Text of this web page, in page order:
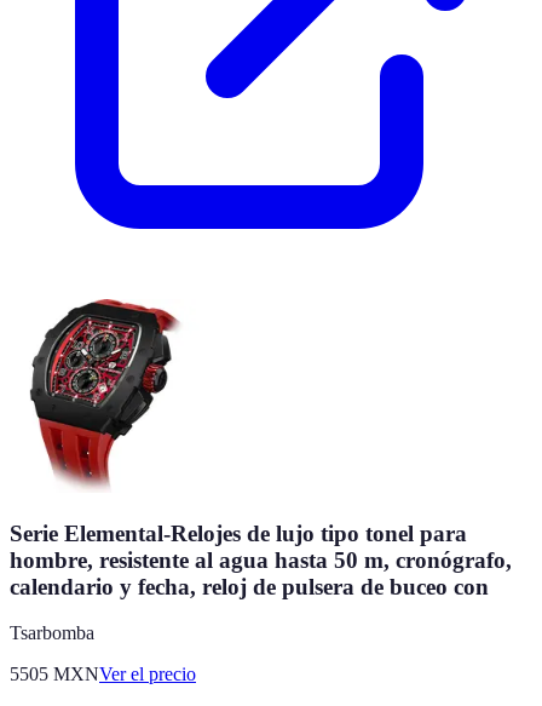
Serie Elemental-Relojes de lujo tipo tonel para
hombre, resistente al agua hasta 50 m, cronógrafo,
calendario y fecha, reloj de pulsera de buceo con
Tsarbomba
5505 MXNVer el precio